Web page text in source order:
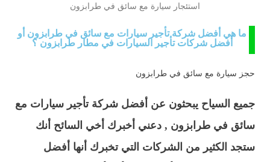
استئجار سيارة مع سائق في طرابزون​
ما هي أفضل شركة تأجير سيارات مع سائق في طرابزون أو
أفضل شركات تأجير السيارات في مطار طرابزون ؟
حجز سيارة مع سائق في طرابزون
جميع السياح يبحثون عن أفضل شركة تأجير سيارات مع
سائق في طرابزون , دعني أخبرك أخي السائح أنك
ستجد الكثير من الشركات التي تخبرك أنها أفضل